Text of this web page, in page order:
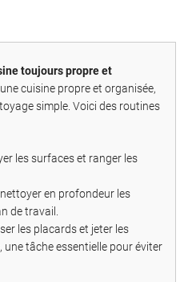
toujours propre et
cuisine propre et organisée,
simple. Voici des routines
les surfaces et ranger les
nettoyer en profondeur les
de travail.
les placards et jeter les
une tâche essentielle pour éviter